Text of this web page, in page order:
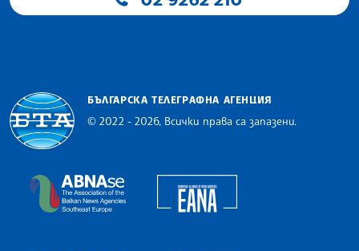
БЪЛГАРСКА ТЕЛЕГРАФНА АГЕНЦИЯ
© 2022 - 2026, Всички права са запазени.
The Assocoation of the Balkan News Agencies